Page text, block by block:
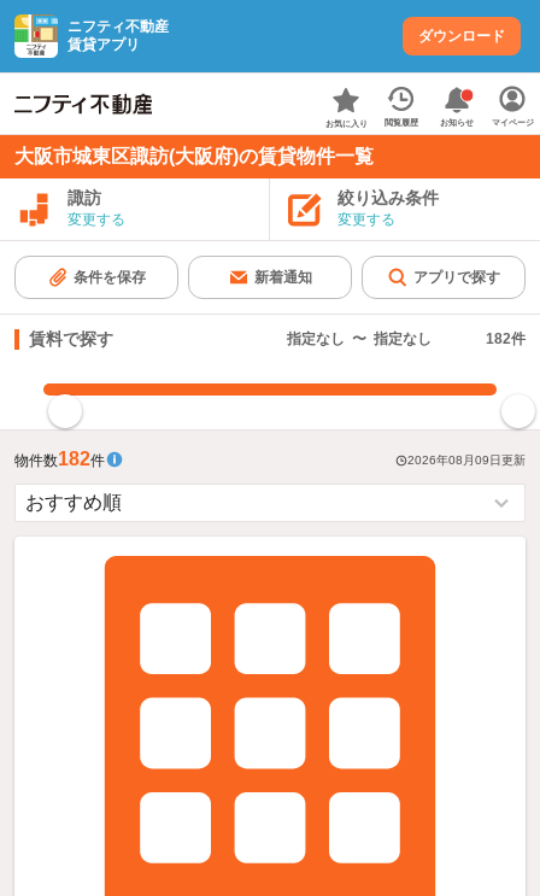
ニフティ不動産
賃貸アプリ
ダウンロード
お気に入り 閲覧履歴 お知らせ マイページ
大阪市城東区諏訪(大阪府)の賃貸物件一覧
諏訪
変更する
絞り込み条件
変更する
条件を保存 新着通知 アプリで探す
賃料で探す 指定なし 〜 指定なし 182件
物件数182件 2026年08月09日更新